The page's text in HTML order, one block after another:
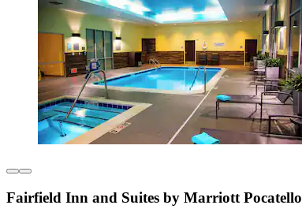
Fairfield Inn and Suites by Marriott Pocatello